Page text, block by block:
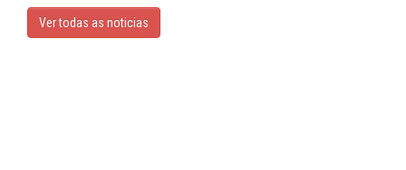
Ver todas as noticias